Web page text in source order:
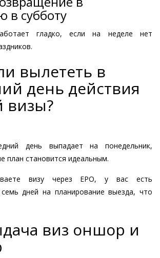
в субботу
гладко, если на неделе нет
вылететь в
день действия
визы?
день выпадает на понедельник,
план становится идеальным.
визу через EPO, у вас есть
дней на планирование выезда, что
виз оншор и